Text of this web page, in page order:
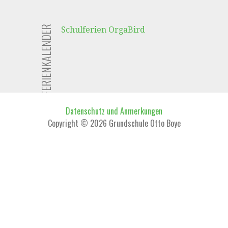
FERIENKALENDER Schulferien OrgaBird
Datenschutz und Anmerkungen
Copyright © 2026 Grundschule Otto Boye